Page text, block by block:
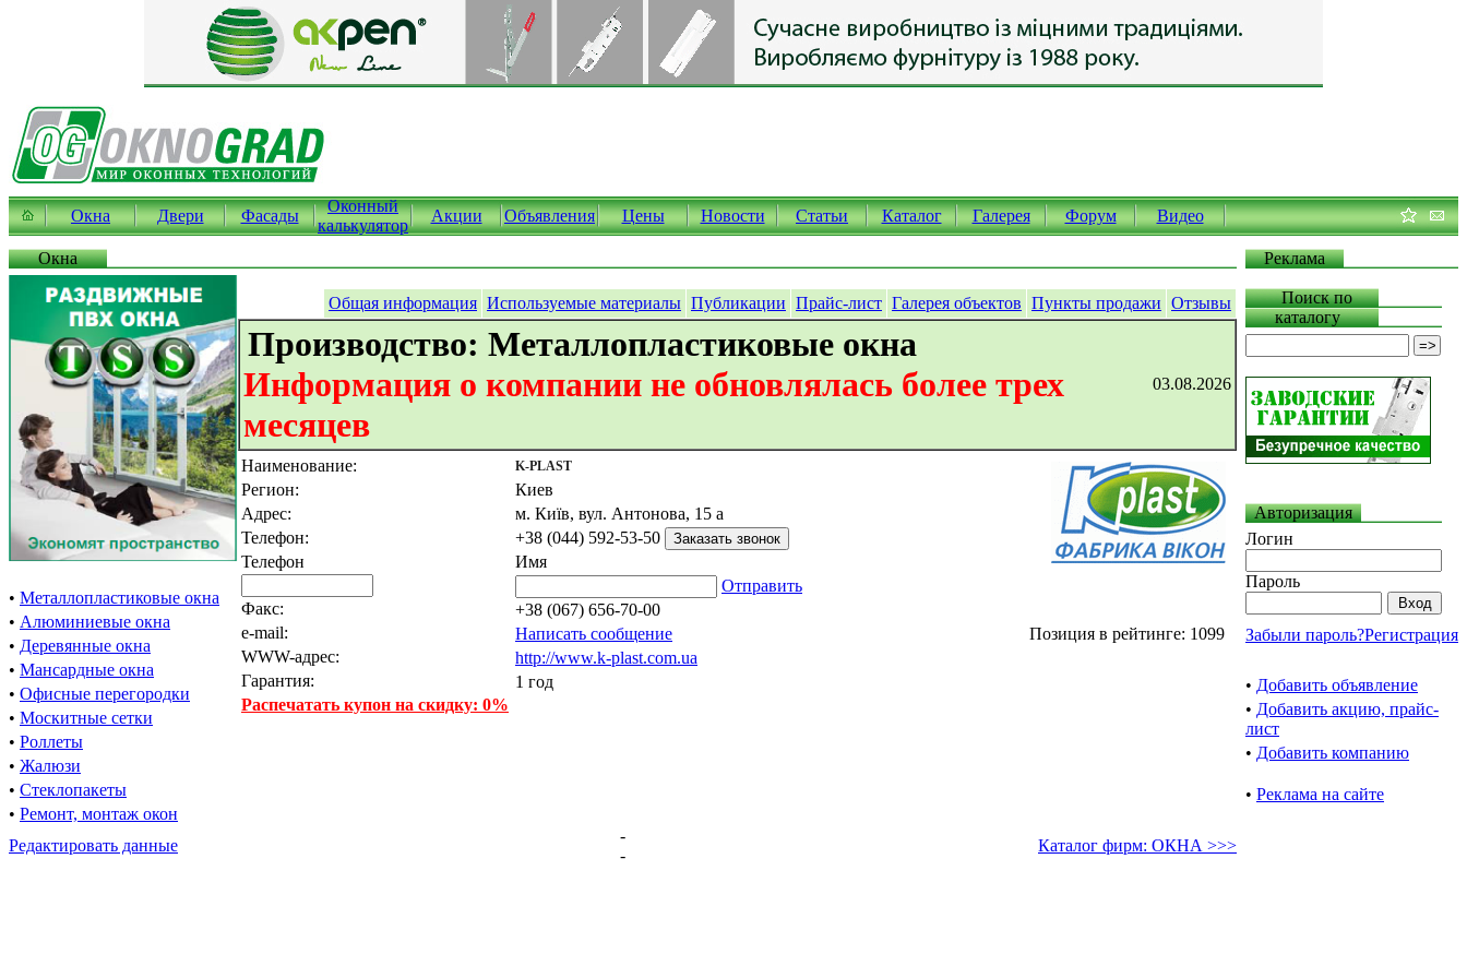
Окна Двери Фасады
Оконный
калькулятор
Акции Объявления Цены Новости Статьи Каталог Галерея Форум Видео
Окна Реклама
• Металлопластиковые окна
• Алюминиевые окна
• Деревянные окна
• Мансардные окна
• Офисные перегородки
• Москитные сетки
• Роллеты
• Жалюзи
• Стеклопакеты
• Ремонт, монтаж окон
Общая информация Используемые материалы Публикации Прайс-лист Галерея объектов Пункты продажи Отзывы
Производство: Металлопластиковые окна
Информация о компании не обновлялась более трех
месяцев
03.08.2026
Наименование:
Регион:
Адрес:
Телефон:
Телефон
Факс:
e-mail:
WWW-адрес:
Гарантия:
Распечатать купон на скидку: 0%
K-PLAST
Киев
м. Київ, вул. Антонова, 15 а
+38 (044) 592-53-50
Имя
Отправить
+38 (067) 656-70-00
Написать сообщение
http://www.k-plast.com.ua
1 год
Позиция в рейтинге: 1099
Поиск по
каталогу
Авторизация
Логин
Пароль
Забыли пароль?Регистрация
• Добавить объявление
• Добавить акцию, прайс-
лист
• Добавить компанию
• Реклама на сайте
Редактировать данные
-
-
Каталог фирм: ОКНА >>>